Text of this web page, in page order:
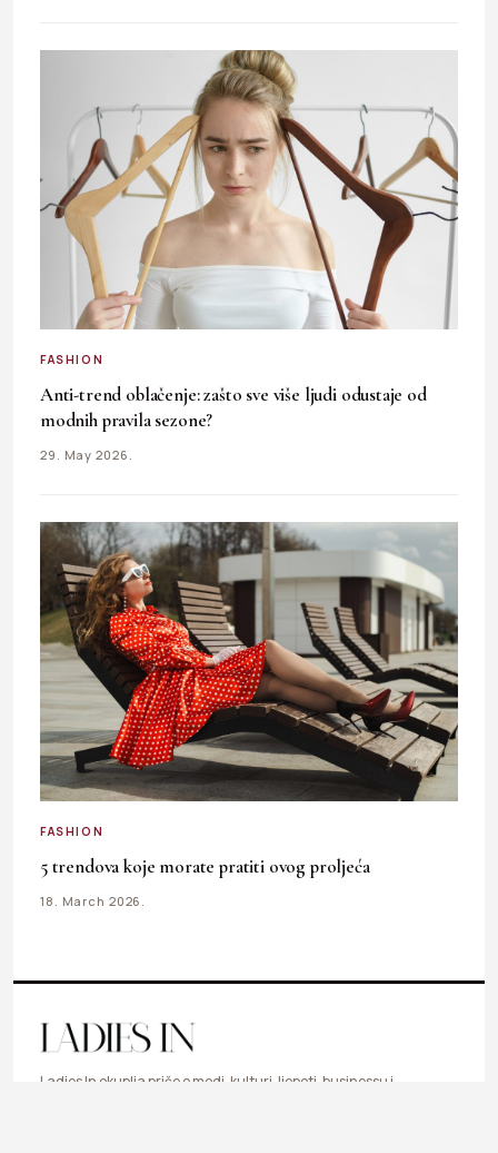
FASHION
Anti-trend oblačenje: zašto sve više ljudi odustaje od
modnih pravila sezone?
29. May 2026.
FASHION
5 trendova koje morate pratiti ovog proljeća
18. March 2026.
Ladies In okuplja priče o modi, kulturi, ljepoti, businessu i